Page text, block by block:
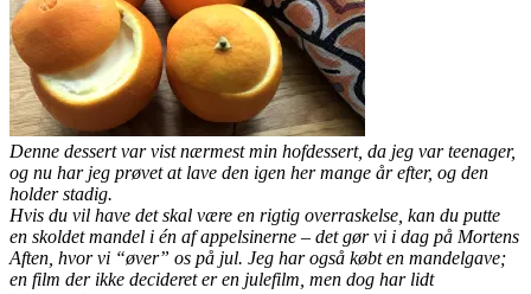
Denne dessert var vist nærmest min hofdessert, da jeg var teenager,
og nu har jeg prøvet at lave den igen her mange år efter, og den
holder stadig.
Hvis du vil have det skal være en rigtig overraskelse, kan du putte
en skoldet mandel i én af appelsinerne – det gør vi i dag på Mortens
Aften, hvor vi “øver” os på jul. Jeg har også købt en mandelgave;
en film der ikke decideret er en julefilm, men dog har lidt